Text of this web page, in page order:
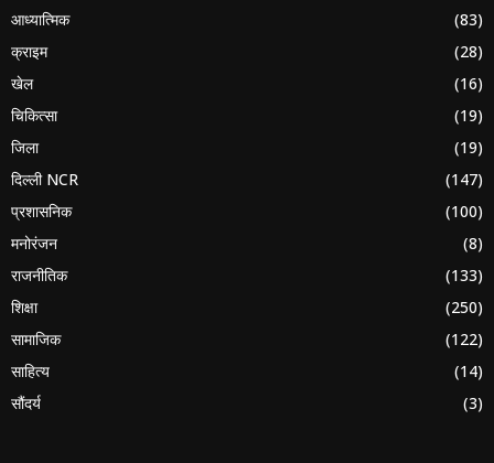
आध्यात्मिक
(83)
क्राइम
(28)
खेल
(16)
चिकित्सा
(19)
जिला
(19)
दिल्ली NCR
(147)
प्रशासनिक
(100)
मनोरंजन
(8)
राजनीतिक
(133)
शिक्षा
(250)
सामाजिक
(122)
साहित्य
(14)
सौंदर्य
(3)